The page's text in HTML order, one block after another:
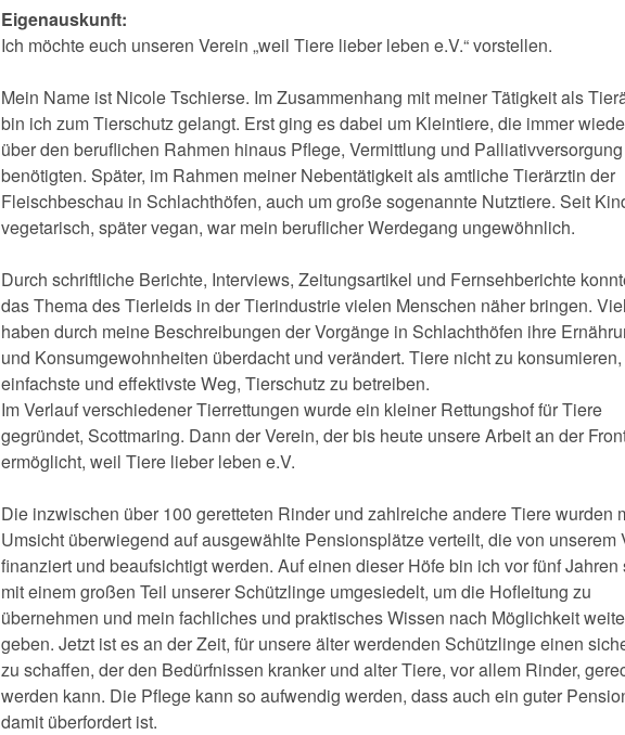
Eigenauskunft:
Ich möchte euch unseren Verein „weil Tiere lieber leben e.V.“ vorstellen.
Mein Name ist Nicole Tschierse. Im Zusammenhang mit meiner Tätigkeit als
bin ich zum Tierschutz gelangt. Erst ging es dabei um Kleintiere, die immer
über den beruflichen Rahmen hinaus Pflege, Vermittlung und Palliativversorgung
benötigten. Später, im Rahmen meiner Nebentätigkeit als amtliche Tierärztin der
Fleischbeschau in Schlachthöfen, auch um große sogenannte Nutztiere. Seit
vegetarisch, später vegan, war mein beruflicher Werdegang ungewöhnlich.
Durch schriftliche Berichte, Interviews, Zeitungsartikel und Fernsehberichte
das Thema des Tierleids in der Tierindustrie vielen Menschen näher bringen.
haben durch meine Beschreibungen der Vorgänge in Schlachthöfen ihre
und Konsumgewohnheiten überdacht und verändert. Tiere nicht zu
einfachste und effektivste Weg, Tierschutz zu betreiben.
Im Verlauf verschiedener Tierrettungen wurde ein kleiner Rettungshof für Tiere
gegründet, Scottmaring. Dann der Verein, der bis heute unsere Arbeit an der
ermöglicht, weil Tiere lieber leben e.V.
Die inzwischen über 100 geretteten Rinder und zahlreiche andere Tiere wurden
Umsicht überwiegend auf ausgewählte Pensionsplätze verteilt, die von unserem
finanziert und beaufsichtigt werden. Auf einen dieser Höfe bin ich vor fünf Jahren
mit einem großen Teil unserer Schützlinge umgesiedelt, um die Hofleitung zu
übernehmen und mein fachliches und praktisches Wissen nach Möglichkeit
geben. Jetzt ist es an der Zeit, für unsere älter werdenden Schützlinge einen
zu schaffen, der den Bedürfnissen kranker und alter Tiere, vor allem Rinder,
werden kann. Die Pflege kann so aufwendig werden, dass auch ein guter
damit überfordert ist.